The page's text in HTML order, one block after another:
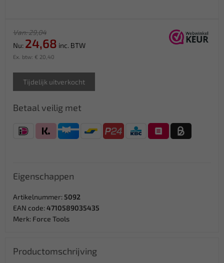
Van: 29,04
Nu: 24,68 inc. BTW
Ex. btw: € 20,40
Tijdelijk uitverkocht
Betaal veilig met
Eigenschappen
Artikelnummer: 5092
EAN code: 4710589035435
Merk: Force Tools
Productomschrijving